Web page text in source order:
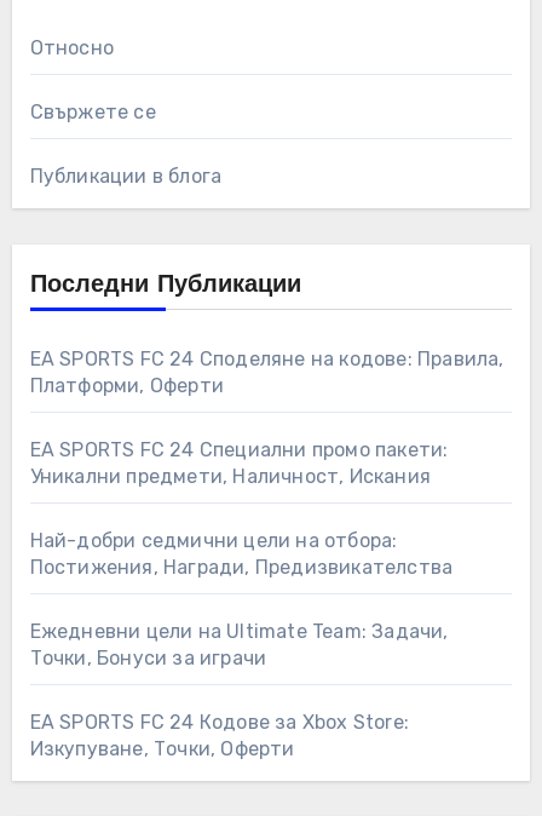
Относно
Свържете се
Публикации в блога
Последни Публикации
EA SPORTS FC 24 Споделяне на кодове: Правила,
Платформи, Оферти
EA SPORTS FC 24 Специални промо пакети:
Уникални предмети, Наличност, Искания
Най-добри седмични цели на отбора:
Постижения, Награди, Предизвикателства
Ежедневни цели на Ultimate Team: Задачи,
Точки, Бонуси за играчи
EA SPORTS FC 24 Кодове за Xbox Store:
Изкупуване, Точки, Оферти